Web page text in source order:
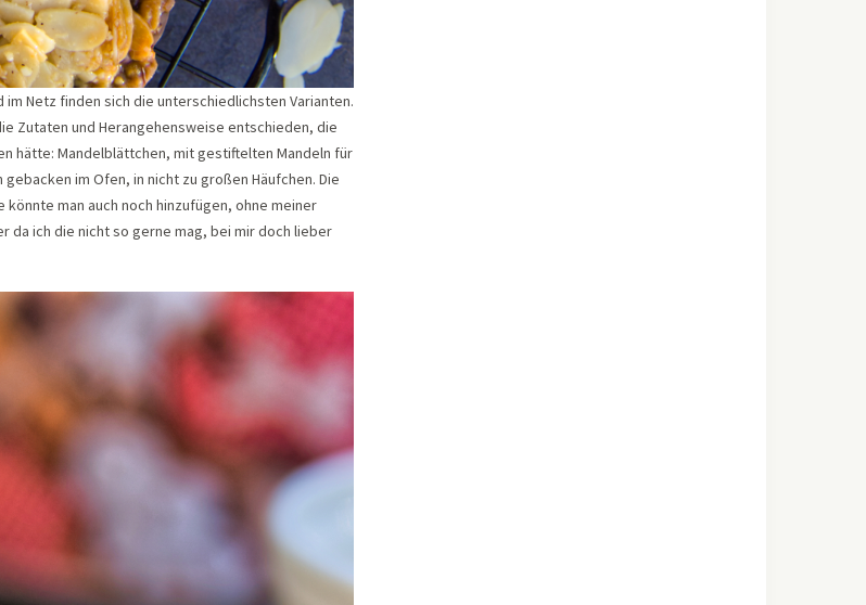
Netz finden sich die unterschiedlichsten Varianten.
Zutaten und Herangehensweise entschieden, die
hätte: Mandelblättchen, mit gestiftelten Mandeln für
im Ofen, in nicht zu großen Häufchen. Die
man auch noch hinzufügen, ohne meiner
da ich die nicht so gerne mag, bei mir doch lieber